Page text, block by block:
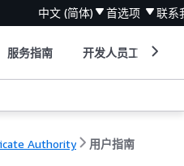
中文 (简体) 首选项 联系
服务指南 开发人员工具
Authority 用户指南